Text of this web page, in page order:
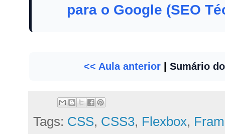
para o Google (SEO
<< Aula anterior| Sumário
Tags: CSS, CSS3, Flexbox,